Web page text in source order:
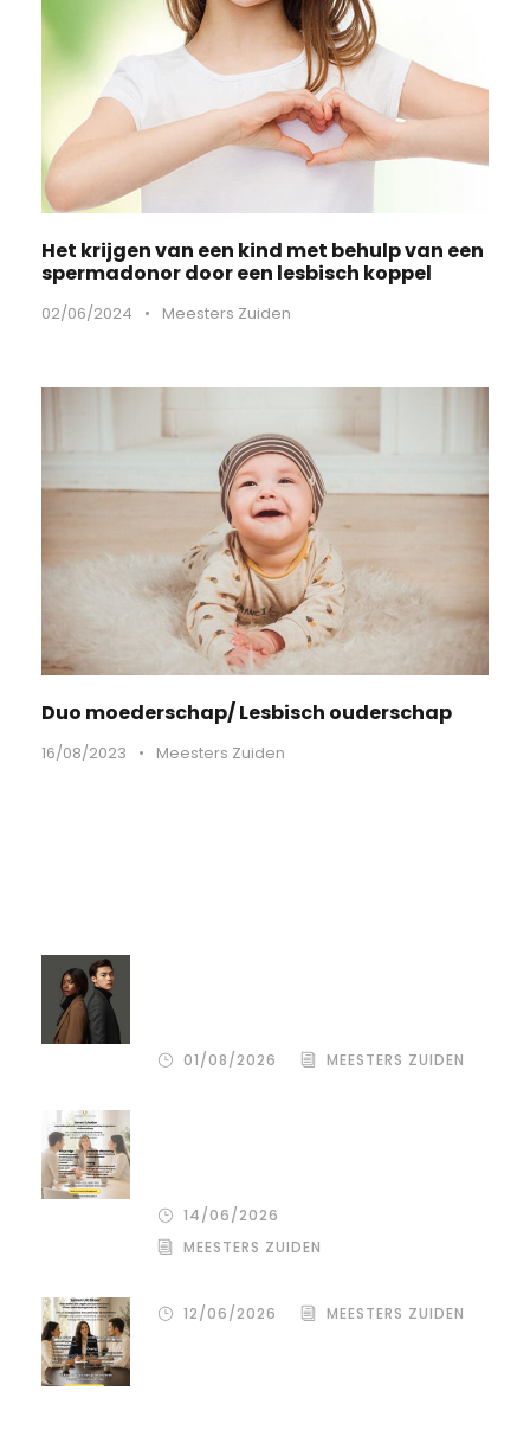
Het krijgen van een kind met behulp van een
spermadonor door een lesbisch koppel
02/06/2024 • Meesters Zuiden
Duo moederschap/ Lesbisch ouderschap
16/08/2023 • Meesters Zuiden
01/08/2026 MEESTERS ZUIDEN
14/06/2026
MEESTERS ZUIDEN
12/06/2026 MEESTERS ZUIDEN